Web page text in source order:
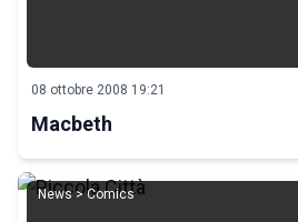
08 ottobre 2008 19:21
Macbeth
News > Comics